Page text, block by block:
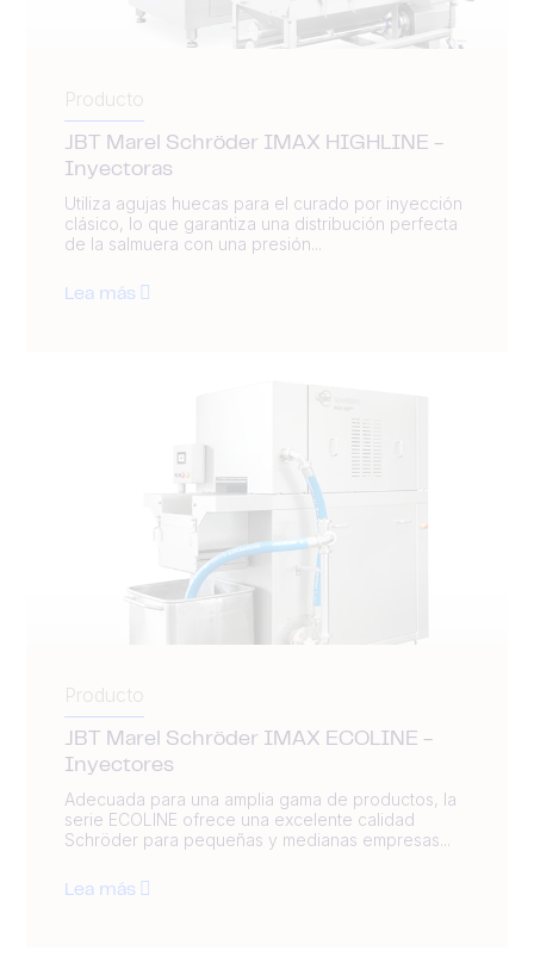
Producto
JBT Marel Schröder IMAX HIGHLINE -
Inyectoras
Utiliza agujas huecas para el curado por inyección
clásico, lo que garantiza una distribución perfecta
de la salmuera con una presión...
Lea más
Producto
JBT Marel Schröder IMAX ECOLINE -
Inyectores
Adecuada para una amplia gama de productos, la
serie ECOLINE ofrece una excelente calidad
Schröder para pequeñas y medianas empresas...
Lea más